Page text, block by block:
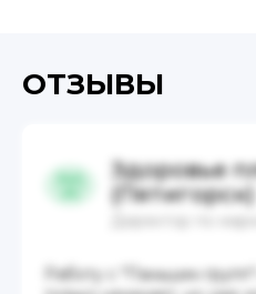
ОТЗЫВЫ
Здоровье
(Пятигорск)
Работу с "Паньшин